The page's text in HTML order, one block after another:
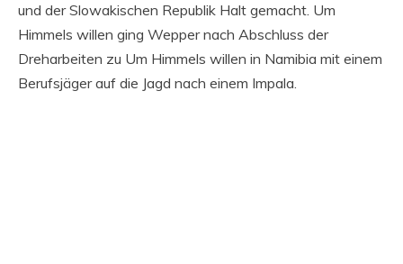
und der Slowakischen Republik Halt gemacht. Um
Himmels willen ging Wepper nach Abschluss der
Dreharbeiten zu Um Himmels willen in Namibia mit einem
Berufsjäger auf die Jagd nach einem Impala.